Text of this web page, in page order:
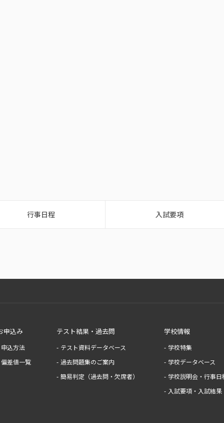
行事日程 入試要項
申込み
申込方法
偏差値一覧
テスト結果・過去問
テスト資料データベース
過去問題集のご案内
簡易判定（過去問・欠席者）
学校情報
学校特集
学校データベース
学校説明会・行事日
入試要項・入試結果